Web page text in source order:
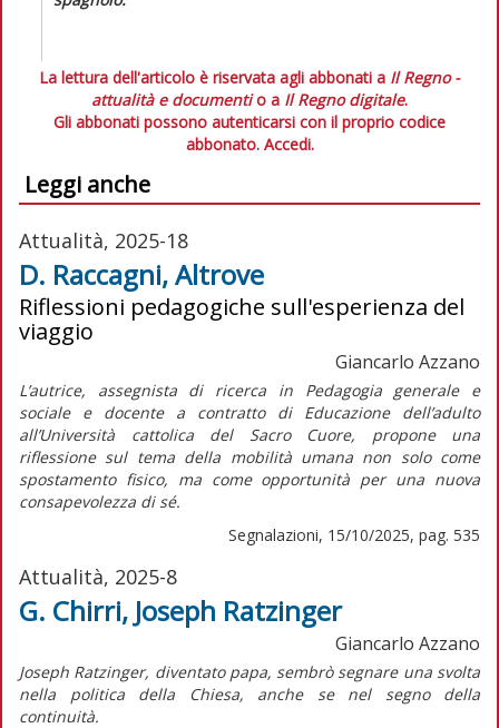
La lettura dell'articolo è riservata agli abbonati a Il Regno -
attualità e documentio a Il Regno digitale.
Gli abbonati possono autenticarsi con il proprio codice
abbonato. Accedi.
Leggi anche
Attualità, 2025-18
D. Raccagni, Altrove
Riflessioni pedagogiche sull'esperienza del
viaggio
Giancarlo Azzano
L’autrice, assegnista di ricerca in Pedagogia generale e
sociale e docente a contratto di Educazione dell’adulto
all’Università cattolica del Sacro Cuore, propone una
riflessione sul tema della mobilità umana non solo come
spostamento fisico, ma come opportunità per una nuova
consapevolezza di sé.
Segnalazioni, 15/10/2025, pag. 535
Attualità, 2025-8
G. Chirri, Joseph Ratzinger
Giancarlo Azzano
Joseph Ratzinger, diventato papa, sembrò segnare una svolta
nella politica della Chiesa, anche se nel segno della
continuità.